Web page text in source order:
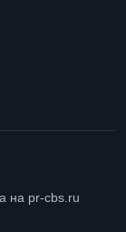
на pr-cbs.ru